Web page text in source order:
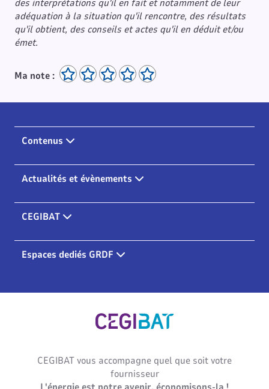
des interprétations qu'il en fait et notamment de leur
adéquation à la situation qu'il rencontre, des résultats
qu'il obtient, des conseils et actes qu'il en déduit et/ou
émet.
Ma note :
Contenus
Actualités et évènements
CEGIBAT
Espaces dediés GRDF
Cegibat, accueil
CEGIBAT vous accompagne quel que soit votre
fournisseur